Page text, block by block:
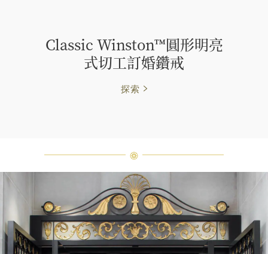
Classic Winston™圓形明亮
式切工訂婚鑽戒
探索